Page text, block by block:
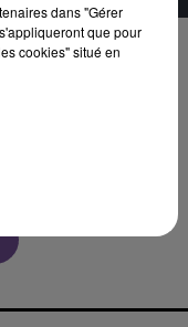
dans "Gérer
que pour
cookies" situé en